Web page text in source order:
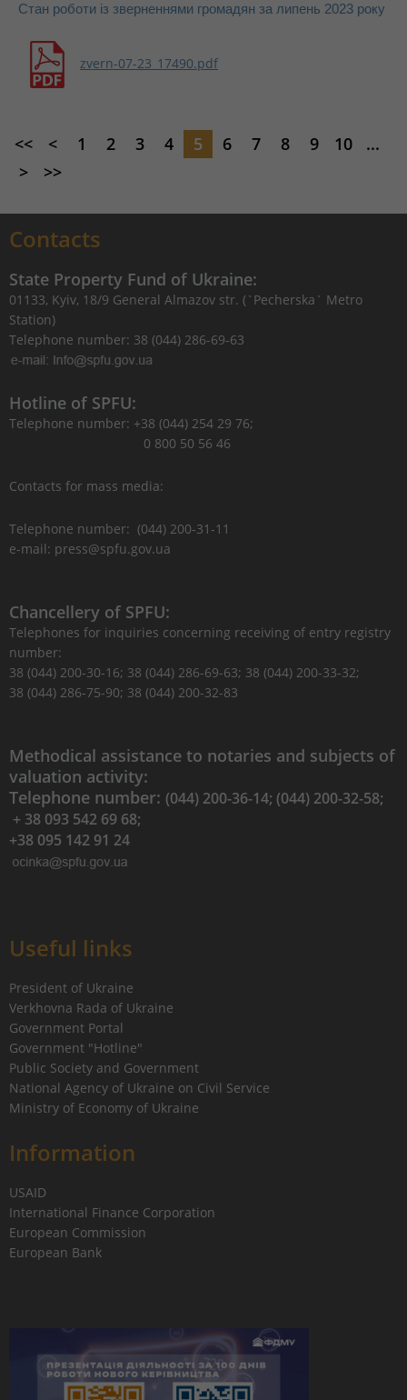
Стан роботи із зверненнями громадян за липень 2023 року
zvern-07-23_17490.pdf
<< < 1 2 3 4 5 6 7 8 9 10
...
>
>>
Contacts
State Property Fund of Ukraine:
01133, Kyiv, 18/9 General Almazov str. (`Pecherska` Metro
Station)
Telephone number: 38 (044) 286-69-63
Hotline of SPFU:
Telephone number: +38 (044) 254 29 76;
0 800 50 56 46
Contacts for mass media:
Telephone number: (044) 200-31-11
e-mail: press@spfu.gov.ua
Chancellery of SPFU:
Telephones for inquiries concerning receiving of entry registry
number:
38 (044) 200-30-16; 38 (044) 286-69-63; 38 (044) 200-33-32;
38 (044) 286-75-90; 38 (044) 200-32-83
Methodical assistance to notaries and subjects of
valuation activity:
Telephone number: (044) 200-36-14; (044) 200-32-58;
+ 38 093 542 69 68;
+38 095 142 91 24
Useful links
President of Ukraine
Verkhovna Rada of Ukraine
Government Portal
Government "Hotline"
Public Society and Government
National Agency of Ukraine on Civil Service
Ministry of Economy of Ukraine
Information
USAID
International Finance Corporation
European Commission
European Bank